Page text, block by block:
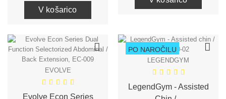
V košarico
EVOLVE
Evolve Econ Series
PO NAROČILU
LEGENDGYM
LegendGym - Assisted